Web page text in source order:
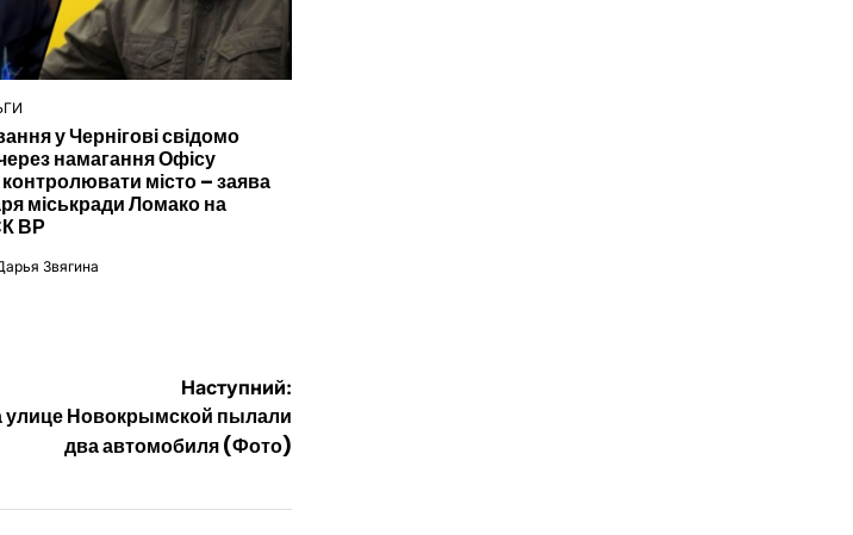
у Чернігові свідомо
намагання Офісу
місто – заява
міськради Ломако на
ВР
Звягина
Наступний:
улице Новокрымской пылали
два автомобиля (Фото)